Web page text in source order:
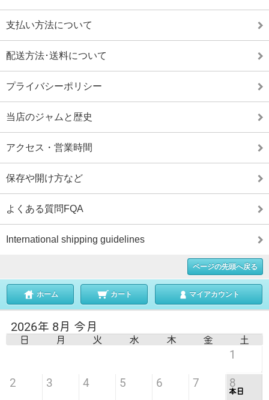
支払い方法について
配送方法･送料について
プライバシーポリシー
当店のジャムと歴史
アクセス・営業時間
保存や開け方など
よくある質問FQA
International shipping guidelines
ページの先頭へ戻る
ホーム カート マイアカウント